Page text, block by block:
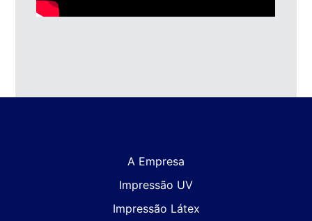
A Empresa
Impressão UV
Impressão Látex